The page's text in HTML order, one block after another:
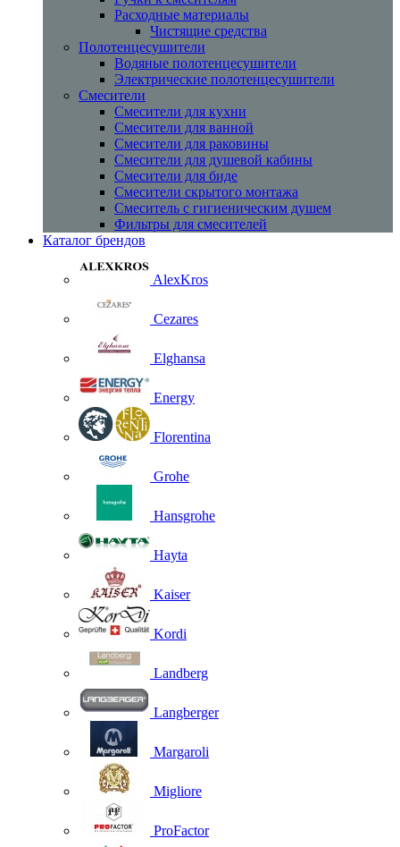
Расходные материалы
Чистящие средства
Полотенцесушители
Водяные полотенцесушители
Электрические полотенцесушители
Смесители
Смесители для кухни
Смесители для ванной
Смесители для раковины
Смесители для душевой кабины
Смесители для биде
Смесители скрытого монтажа
Смеситель с гигиеническим душем
Фильтры для смесителей
Каталог брендов
AlexKros
Cezares
Elghansa
Energy
Florentina
Grohe
Hansgrohe
Hayta
Kaiser
Kordi
Landberg
Langberger
Margaroli
Migliore
ProFactor